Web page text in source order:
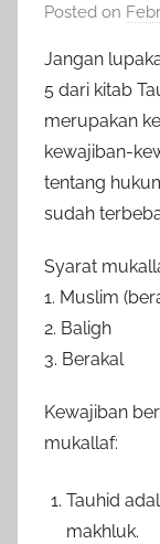
Posted on
Jangan
5 dari kitab
merupakan
kewajiban-
tentang
sudah
Syarat
1. Muslim
2. Baligh
3. Berakal
Kewajiban
mukallaf:
Tauhid
makhluk.